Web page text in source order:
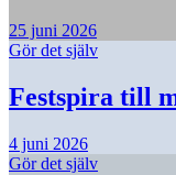
25 juni 2026
Gör det själv
Festspira till
4 juni 2026
Gör det själv